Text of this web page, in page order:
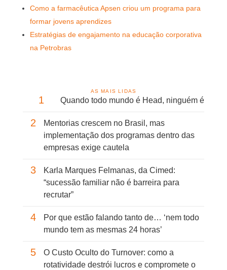
Como a farmacêutica Apsen criou um programa para
formar jovens aprendizes
Estratégias de engajamento na educação corporativa
na Petrobras
AS MAIS LIDAS
1 Quando todo mundo é Head, ninguém é
2
Mentorias crescem no Brasil, mas
implementação dos programas dentro das
empresas exige cautela
3
Karla Marques Felmanas, da Cimed:
“sucessão familiar não é barreira para
recrutar”
4
Por que estão falando tanto de… ‘nem todo
mundo tem as mesmas 24 horas’
5
O Custo Oculto do Turnover: como a
rotatividade destrói lucros e compromete o